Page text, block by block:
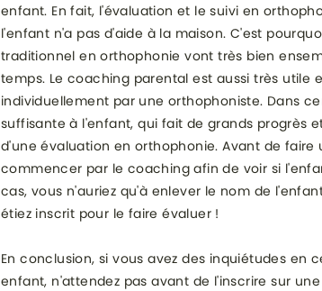
enfant. En fait, l'évaluation et le suivi en
l'enfant n'a pas d'aide à la maison. C'est
traditionnel en orthophonie vont très bien
temps. Le coaching parental est aussi très utile
individuellement par une orthophoniste. Dans
suffisante à l'enfant, qui fait de grands progrès
d'une évaluation en orthophonie. Avant de faire
commencer par le coaching afin de voir si
cas, vous n'auriez qu'à enlever le nom de
étiez inscrit pour le faire évaluer !
En conclusion, si vous avez des inquiétudes en
enfant, n'attendez pas avant de l'inscrire sur